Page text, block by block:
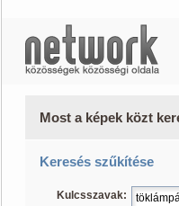
Most a képek közt
Keresés szűkítése
Kulcsszavak: